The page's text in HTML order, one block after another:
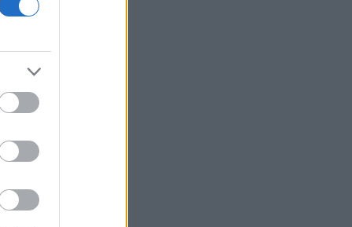
Βιοτέρ: Στο Πρωτοδικείο Αθηνών η
Άνοδος σχεδόν 4% για το πετρέλαιο
καθώς το Ιράν εξετάζει περιορισμούς
Δήμας: «Προχωρούν τα έργα σε όλο το
Υεμένη: Επίθεση των Χούθι σε
κυβερνητικές δυνάμεις - Τουλάχιστον
Fars: Το Ιράν εξετάζει νομοσχέδιο για